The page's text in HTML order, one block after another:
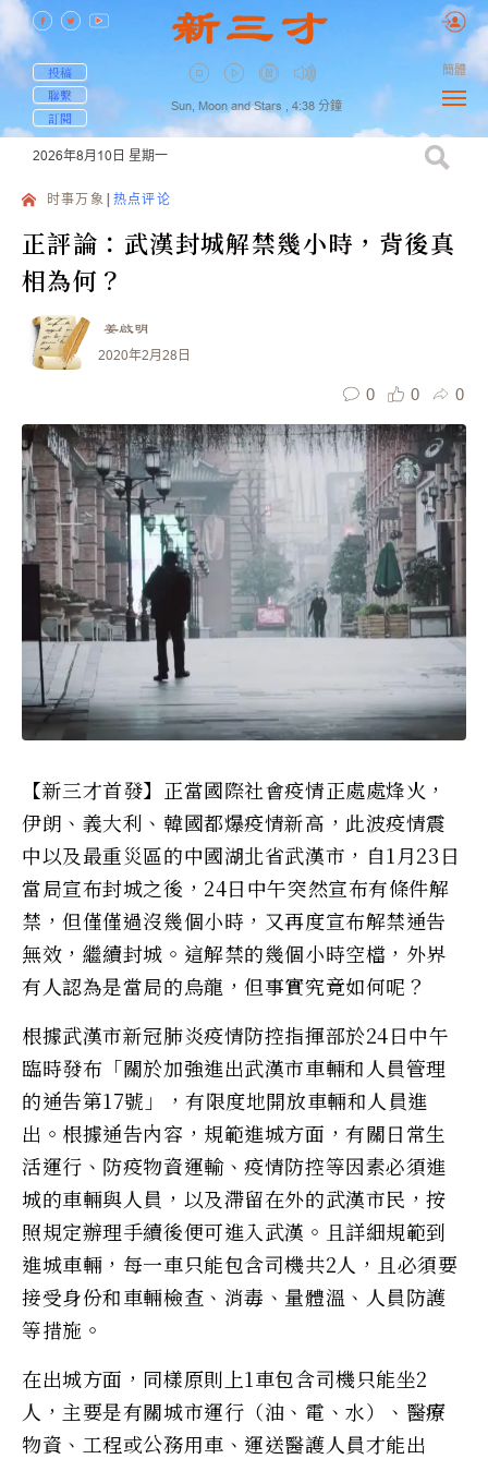
投稿
聯繫
訂閱
Sun, Moon and Stars , 4:38 分鐘
簡體
2026年8月10日 星期一
时事万象 热点评论
正評論：武漢封城解禁幾小時，背後真
相為何？
姜啟明
2020年2月28日
0 0 0
【新三才首發】正當國際社會疫情正處處烽火，
伊朗、義大利、韓國都爆疫情新高，此波疫情震
中以及最重災區的中國湖北省武漢市，自1月23日
當局宣布封城之後，24日中午突然宣布有條件解
禁，但僅僅過沒幾個小時，又再度宣布解禁通告
無效，繼續封城。這解禁的幾個小時空檔，外界
有人認為是當局的烏龍，但事實究竟如何呢？
根據武漢市新冠肺炎疫情防控指揮部於24日中午
臨時發布「關於加強進出武漢市車輛和人員管理
的通告第17號」，有限度地開放車輛和人員進
出。根據通告內容，規範進城方面，有關日常生
活運行、防疫物資運輸、疫情防控等因素必須進
城的車輛與人員，以及滯留在外的武漢市民，按
照規定辦理手續後便可進入武漢。且詳細規範到
進城車輛，每一車只能包含司機共2人，且必須要
接受身份和車輛檢查、消毒、量體溫、人員防護
等措施。
在出城方面，同樣原則上1車包含司機只能坐2
人，主要是有關城市運行（油、電、水）、醫療
物資、工程或公務用車、運送醫護人員才能出